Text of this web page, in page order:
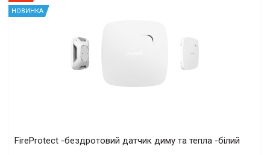
НОВИНКА
FireProtect -бездротовий датчик диму та тепла -білий